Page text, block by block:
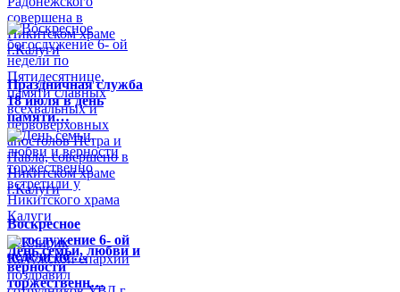
Праздничная служба
18 июля в день
памяти…
Воскресное
богослужение 6- ой
недели по …
День семьи, любви и
верности
торжественн…